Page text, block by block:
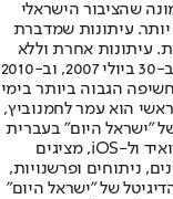
שהציבור הישראלי
יותר. עיתונות שמדברת
עיתונות אחרת וללא
תשלום. המהדורה המודפסת הראשונה פורסמה ב-30 ביולי 2007, וב-2010
הגבוה ביותר בימי
הוא עמר לחמנוביץ,
"ישראל היום" בעברית
ובאנגלית, כמו כן היישומונים (אפליקציות) לאנדרואיד ול-iOS, מציגים
ניתוחים ופרשנויות,
של "ישראל היום"